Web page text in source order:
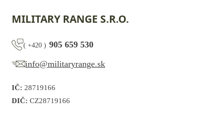
MILITARY RANGE S.R.O.
( +420 ) 905 659 530
info@militaryrange.sk
IČ: 28719166
DIČ: CZ28719166